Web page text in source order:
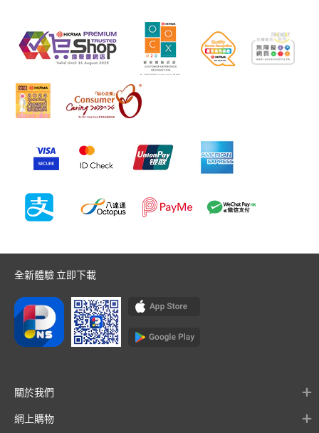
全新體驗 立即下載
關於我們
網上購物